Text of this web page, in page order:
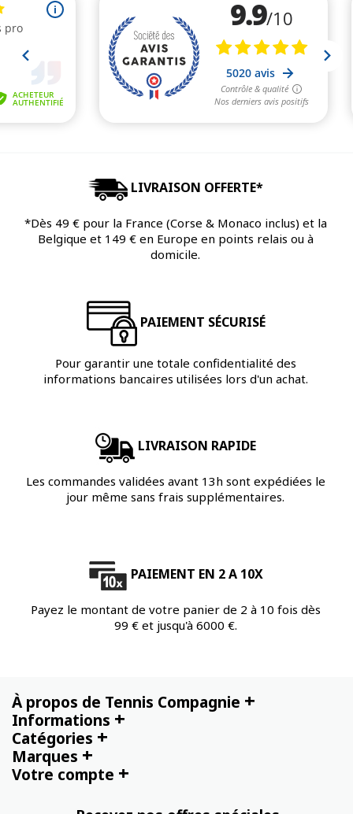
LIVRAISON OFFERTE*
*Dès 49 € pour la France (Corse & Monaco inclus) et la
Belgique et 149 € en Europe en points relais ou à
domicile.
PAIEMENT SÉCURISÉ
Pour garantir une totale confidentialité des
informations bancaires utilisées lors d'un achat.
LIVRAISON RAPIDE
Les commandes validées avant 13h sont expédiées le
jour même sans frais supplémentaires.
PAIEMENT EN 2 A 10X
Payez le montant de votre panier de 2 à 10 fois dès
99 € et jusqu'à 6000 €.
À propos de Tennis Compagnie +
Informations +
Catégories +
Marques +
Votre compte +